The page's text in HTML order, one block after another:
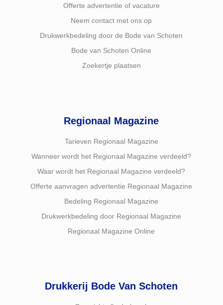
Offerte advertentie of vacature
Neem contact met ons op
Drukwerkbedeling door de Bode van Schoten
Bode van Schoten Online
Zoekertje plaatsen
Regionaal Magazine
Tarieven Regionaal Magazine
Wanneer wordt het Regionaal Magazine verdeeld?
Waar wordt het Regionaal Magazine verdeeld?
Offerte aanvragen advertentie Regionaal Magazine
Bedeling Regionaal Magazine
Drukwerkbedeling door Regionaal Magazine
Regionaal Magazine Online
Drukkerij Bode Van Schoten